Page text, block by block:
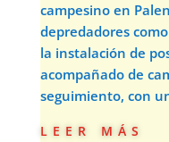
campesino en
depredadores
la instalación de
acompañado de
seguimiento, con
leer más